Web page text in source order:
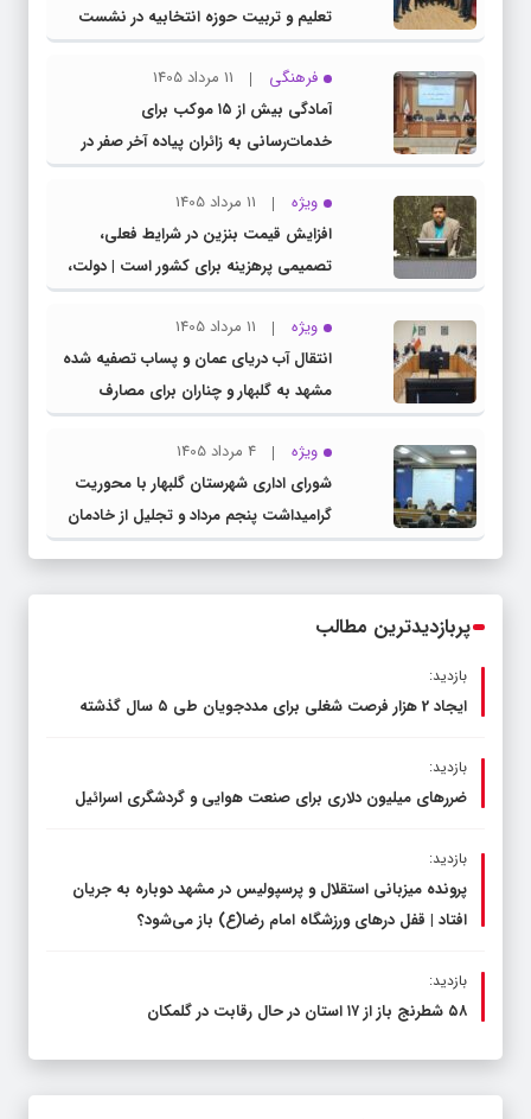
تعلیم و تربیت حوزه انتخابیه در نشست
مشترک عضو کمیسیون آموزش مجلس با
مدیرکل آموزش و پرورش خراسان رضوی
فرهنگی
11 مرداد 1405
آمادگی بیش از ۱۵ موکب برای
خدمات‌رسانی به زائران پیاده آخر صفر در
شهرستان چناران
ویژه
11 مرداد 1405
افزایش قیمت بنزین در شرایط فعلی،
تصمیمی پرهزینه برای کشور است | دولت،
قاچاق سوخت و عوامل اصلی ناترازی را
محدود کند، نه سفره مردم
ویژه
11 مرداد 1405
انتقال آب دریای عمان و پساب تصفیه شده
مشهد به گلبهار و چناران برای مصارف
صنعتی و کشاورزی | لزوم تسریع در اجرای
پروژه‌های قطار و آزادراه مشهد- گلبهار-
چناران
ویژه
4 مرداد 1405
شورای اداری شهرستان گلبهار با محوریت
گرامیداشت پنجم مرداد و تجلیل از خادمان
عرصه نماز برگزار شد
پربازدیدترین مطالب
بازدید:
ایجاد 2 هزار فرصت شغلی برای مددجویان طی ۵ سال گذشته
بازدید:
ضررهای میلیون دلاری برای صنعت هوایی و گردشگری اسرائیل
بازدید:
پرونده میزبانی استقلال و پرسپولیس در مشهد دوباره به جریان
افتاد | قفل در‌های ورزشگاه امام رضا(ع) باز می‌شود؟
بازدید:
۵۸ شطرنج‌ باز از ۱۷ استان در حال رقابت در گلمکان